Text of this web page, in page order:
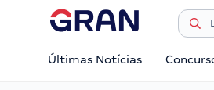
Últimas Notícias